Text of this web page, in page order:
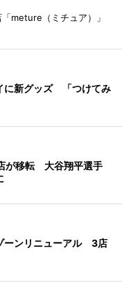
meture（ミチュア）」
に新グッズ 「つけてみ
が移転 大谷翔平選手
ーンリニューアル 3店